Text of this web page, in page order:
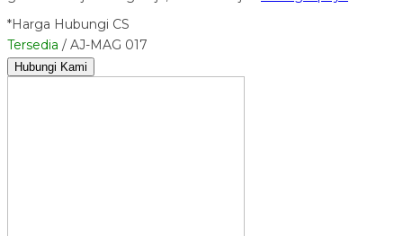
*Harga Hubungi CS
Tersedia / AJ-MAG 017
Hubungi Kami